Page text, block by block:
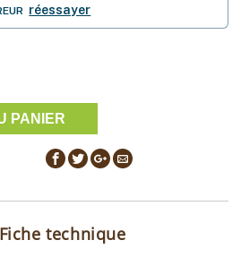
réessayer
Fiche technique